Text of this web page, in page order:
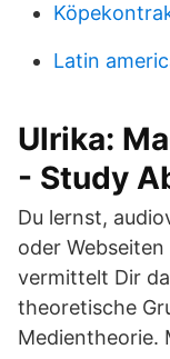
Latin
Ulrika:
- Study
Du lernst,
oder
vermittelt Dir
theoretische
Medientheorie.